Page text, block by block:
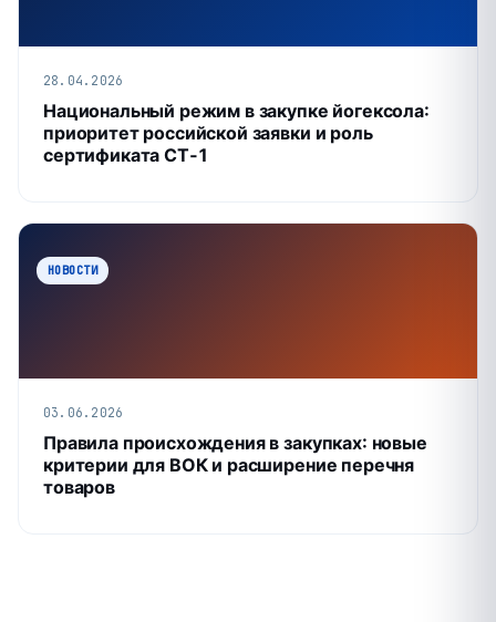
28.04.2026
Национальный режим в закупке йогексола:
приоритет российской заявки и роль
сертификата СТ‑1
НОВОСТИ
03.06.2026
Правила происхождения в закупках: новые
критерии для ВОК и расширение перечня
товаров